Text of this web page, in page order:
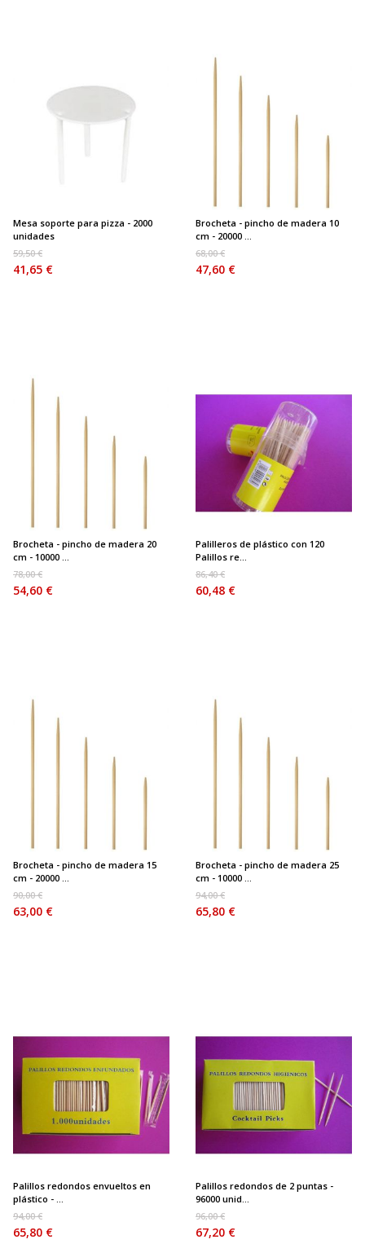
Mesa soporte para pizza - 2000
unidades
59,50 €
41,65 €
Brocheta - pincho de madera 10
cm - 20000 ...
68,00 €
47,60 €
Brocheta - pincho de madera 20
cm - 10000 ...
78,00 €
54,60 €
Palilleros de plástico con 120
Palillos re...
86,40 €
60,48 €
Brocheta - pincho de madera 15
cm - 20000 ...
90,00 €
63,00 €
Brocheta - pincho de madera 25
cm - 10000 ...
94,00 €
65,80 €
Palillos redondos envueltos en
plástico - ...
94,00 €
65,80 €
Palillos redondos de 2 puntas -
96000 unid...
96,00 €
67,20 €